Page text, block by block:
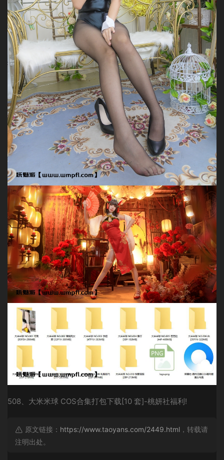
508、大米米球 COS合集打包下载[10 套]-桃妍社福利!
原文链接： https://www.taoyans.com/2449.html ，转载请
注明出处。